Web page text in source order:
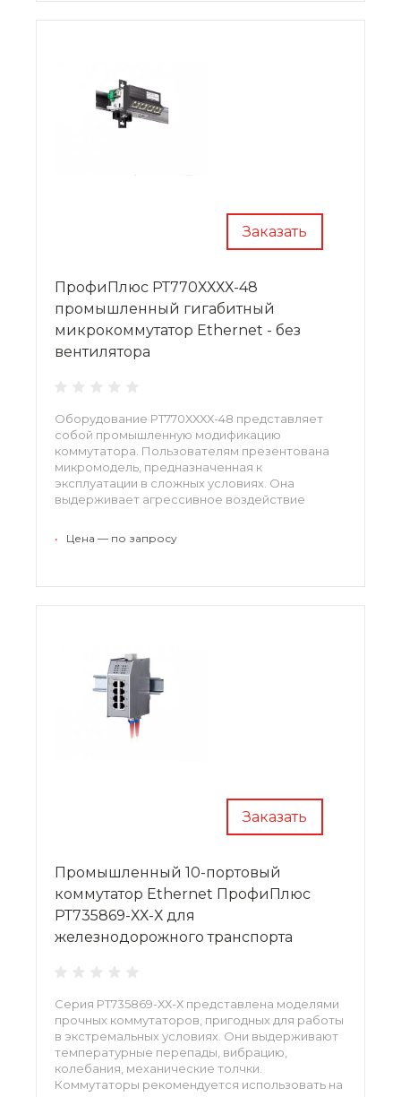
Заказать
ПрофиПлюс РТ770ХХХХ-48
промышленный гигабитный
микрокоммутатор Ethernet - без
вентилятора
Оборудование РТ770ХХХХ-48 представляет
собой промышленную модификацию
коммутатора. Пользователям презентована
микромодель, предназначенная к
эксплуатации в сложных условиях. Она
выдерживает агрессивное воздействие
обеспечивает поддержку видео приложениям
• Цена — по запросу
Заказать
Промышленный 10-портовый
коммутатор Ethernet ПрофиПлюс
РТ735869-ХХ-Х для
железнодорожного транспорта
Серия РТ735869-ХХ-Х представлена моделями
прочных коммутаторов, пригодных для работы
в экстремальных условиях. Они выдерживают
температурные перепады, вибрацию,
колебания, механические толчки.
Коммутаторы рекомендуется использовать на